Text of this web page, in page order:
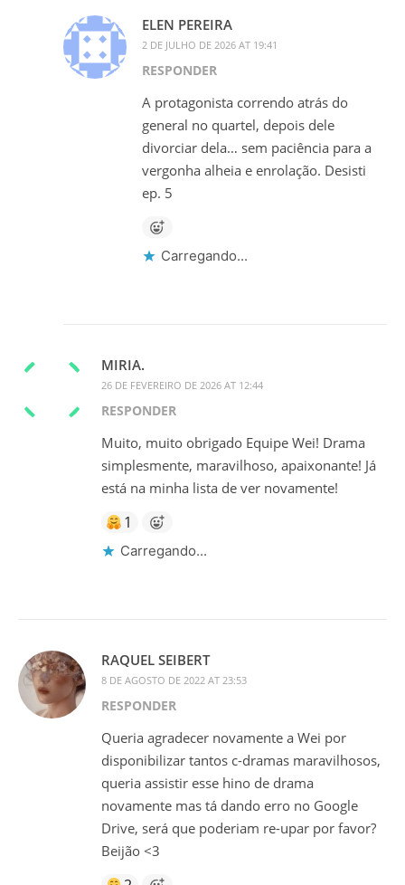
ELEN PEREIRA
2 DE JULHO DE 2026 AT 19:41
RESPONDER
A protagonista correndo atrás do
general no quartel, depois dele
divorciar dela… sem paciência para a
vergonha alheia e enrolação. Desisti
ep. 5
Carregando...
MIRIA.
26 DE FEVEREIRO DE 2026 AT 12:44
RESPONDER
Muito, muito obrigado Equipe Wei! Drama
simplesmente, maravilhoso, apaixonante! Já
está na minha lista de ver novamente!
1
Carregando...
RAQUEL SEIBERT
8 DE AGOSTO DE 2022 AT 23:53
RESPONDER
Queria agradecer novamente a Wei por
disponibilizar tantos c-dramas maravilhosos,
queria assistir esse hino de drama
novamente mas tá dando erro no Google
Drive, será que poderiam re-upar por favor?
Beijão <3